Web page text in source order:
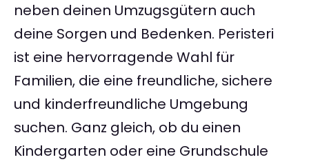
neben deinen Umzugsgütern auch
deine Sorgen und Bedenken. Peristeri
ist eine hervorragende Wahl für
Familien, die eine freundliche, sichere
und kinderfreundliche Umgebung
suchen. Ganz gleich, ob du einen
Kindergarten oder eine Grundschule